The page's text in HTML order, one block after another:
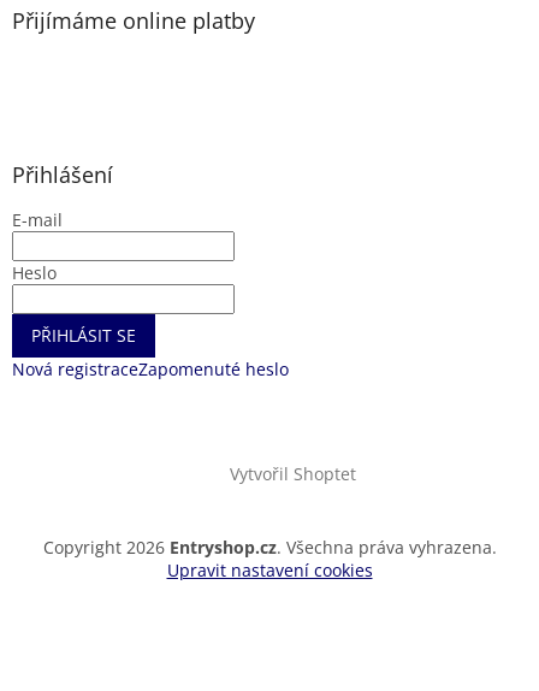
Přijímáme online platby
Přihlášení
E-mail
Heslo
PŘIHLÁSIT SE
Nová registraceZapomenuté heslo
Vytvořil Shoptet
Copyright 2026 Entryshop.cz. Všechna práva vyhrazena.
Upravit nastavení cookies